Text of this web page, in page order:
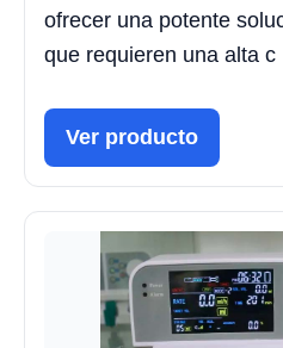
ofrecer una potente
que requieren una alta c
Ver producto